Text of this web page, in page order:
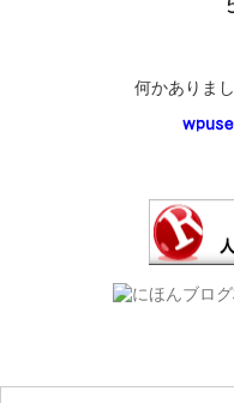
何かありま